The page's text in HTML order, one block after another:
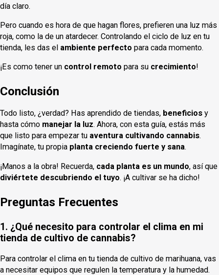
día claro.
Pero cuando es hora de que hagan flores, prefieren una luz más
roja, como la de un atardecer. Controlando el ciclo de luz en tu
tienda, les das el ambiente perfecto para cada momento.
¡Es como tener un control remoto para su crecimiento!
Conclusión
Todo listo, ¿verdad? Has aprendido de tiendas, beneficios y
hasta cómo manejar la luz. Ahora, con esta guía, estás más
que listo para empezar tu aventura cultivando cannabis.
Imagínate, tu propia planta creciendo fuerte y sana.
¡Manos a la obra! Recuerda, cada planta es un mundo, así que
diviértete descubriendo el tuyo. ¡A cultivar se ha dicho!
Preguntas Frecuentes
1. ¿Qué necesito para controlar el clima en mi
tienda de cultivo de cannabis?
Para controlar el clima en tu tienda de cultivo de marihuana, vas
a necesitar equipos que regulen la temperatura y la humedad.